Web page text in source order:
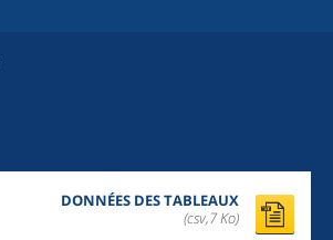
DONNÉES DES TABLEAUX
(csv,7 Ko)